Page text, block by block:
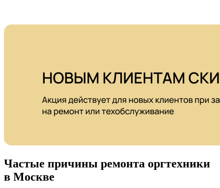
Частые причины ремонта оргтехники
в Москве